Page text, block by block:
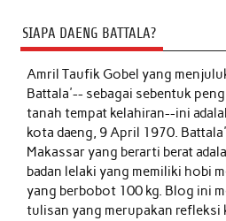
SIAPA DAENG BATTALA?
Amril Taufik Gobelyang
Battala'-- sebagai sebentuk
tanah tempat kelahiran--ini
kota daeng, 9 April 1970.
Makassar yang berarti berat
badan lelaki yang memiliki hobi
yang berbobot 100 kg. Blog ini
tulisan yang merupakan refleksi